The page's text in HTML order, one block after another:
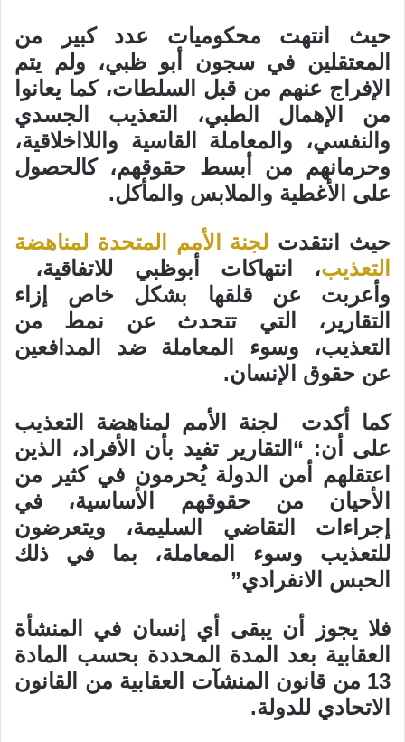
حيث انتهت محكوميات عدد كبير من
المعتقلين في سجون أبو ظبي، ولم يتم
الإفراج عنهم من قبل السلطات، كما يعانوا
من الإهمال الطبي، التعذيب الجسدي
والنفسي، والمعاملة القاسية واللااخلاقية،
وحرمانهم من أبسط حقوقهم، كالحصول
على الأغطية والملابس والمأكل.
حيث انتقدت لجنة الأمم المتحدة لمناهضة
التعذيب، انتهاكات أبوظبي للاتفاقية،
وأعربت عن قلقها بشكل خاص إزاء
التقارير، التي تتحدث عن نمط من
التعذيب، وسوء المعاملة ضد المدافعين
عن حقوق الإنسان.
كما أكدت لجنة الأمم لمناهضة التعذيب
على أن: “التقارير تفيد بأن الأفراد، الذين
اعتقلهم أمن الدولة يُحرمون في كثير من
الأحيان من حقوقهم الأساسية، في
إجراءات التقاضي السليمة، ويتعرضون
للتعذيب وسوء المعاملة، بما في ذلك
الحبس الانفرادي”
فلا يجوز أن يبقى أي إنسان في المنشأة
العقابية بعد المدة المحددة بحسب المادة
13 من قانون المنشآت العقابية من القانون
الاتحادي للدولة.